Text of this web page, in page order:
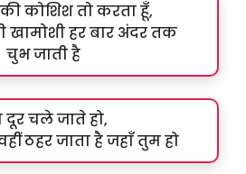
कोशिश तो करता हूँ,
खामोशी हर बार अंदर तक
चुभ जाती है
चले जाते हो,
ठहर जाता है जहाँ तुम हो